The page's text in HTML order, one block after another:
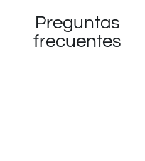
Preguntas
frecuentes